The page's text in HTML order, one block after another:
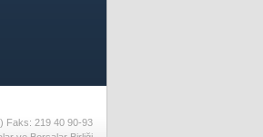
Faks: 219 40 90-93